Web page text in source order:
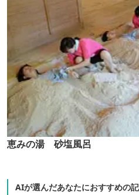
恵みの湯 砂塩風呂
AIが選んだあなたにおすすめの